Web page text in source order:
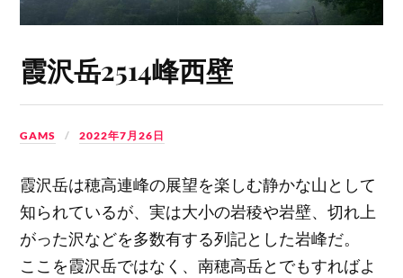
霞沢岳2514峰西壁
GAMS 2022年7月26日
霞沢岳は穂高連峰の展望を楽しむ静かな山として
知られているが、実は大小の岩稜や岩壁、切れ上
がった沢などを多数有する列記とした岩峰だ。
ここを霞沢岳ではなく、南穂高岳とでもすればよ